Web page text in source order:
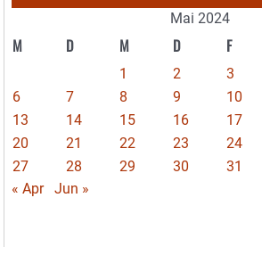
Mai 2024
M D M D F
1 2 3
6
7 8 9 10
13
14 15 16 17
20
21 22 23 24
27
28 29 30
31
« Apr
Jun »